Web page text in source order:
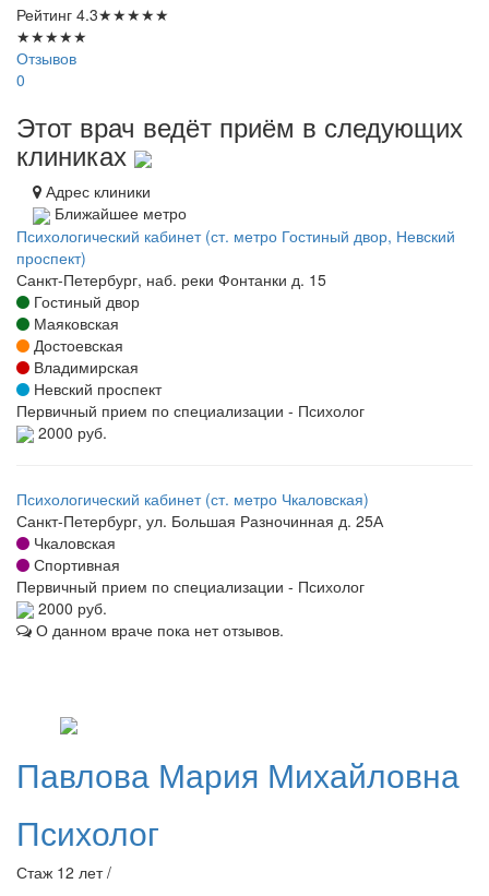
Рейтинг 4.3★★★★★
★★★★★
Отзывов
0
Этот врач ведёт приём в следующих
клиниках
Адрес клиники
Ближайшее метро
Психологический кабинет (ст. метро Гостиный двор, Невский
проспект)
Санкт-Петербург, наб. реки Фонтанки д. 15
Гостиный двор
Маяковская
Достоевская
Владимирская
Невский проспект
Первичный прием по специализации - Психолог
2000 руб.
Психологический кабинет (ст. метро Чкаловская)
Санкт-Петербург, ул. Большая Разночинная д. 25А
Чкаловская
Спортивная
Первичный прием по специализации - Психолог
2000 руб.
О данном враче пока нет отзывов.
Павлова Мария Михайловна
Психолог
Стаж 12 лет /